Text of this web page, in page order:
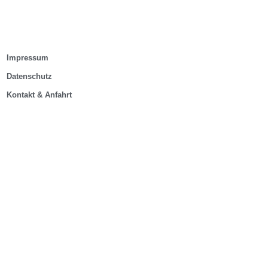
Impressum
Datenschutz
Kontakt & Anfahrt